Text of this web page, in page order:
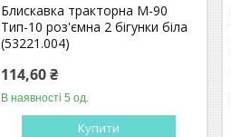
Блискавка тракторна М-90
Тип-10 роз'ємна 2 бігунки біла
(53221.004)
114,60 ₴
В наявності 5 од.
Купити